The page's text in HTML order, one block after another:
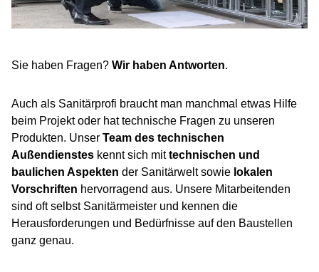
Sie haben Fragen? Wir haben Antworten.
Auch als Sanitärprofi braucht man manchmal etwas Hilfe
beim Projekt oder hat technische Fragen zu unseren
Produkten. Unser Team des technischen
Außendienstes kennt sich mittechnischen und
baulichen Aspekten der Sanitärwelt sowie lokalen
Vorschriften hervorragend aus. Unsere Mitarbeitenden
sind oft selbst Sanitärmeister und kennen die
Herausforderungen und Bedürfnisse auf den Baustellen
ganz genau.